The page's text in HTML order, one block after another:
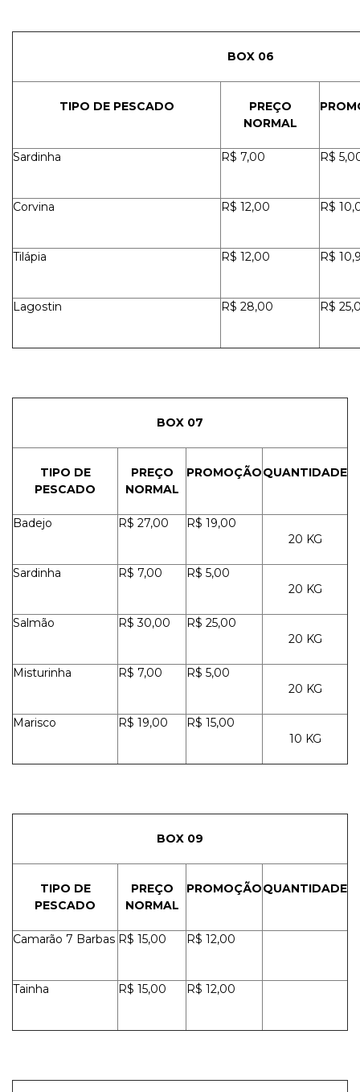
BOX 06
TIPO DE PESCADO
PREÇO
NORMAL
Sardinha R$ 7,00 R$
Corvina R$ 12,00 R$
Tilápia R$ 12,00 R$
Lagostin R$ 28,00 R$
BOX 07
TIPO DE
PESCADO
PREÇO
NORMAL
PROMOÇÃOQUANTIDADE
Badejo R$ 27,00
R$ 19,00
20 KG
Sardinha R$ 7,00
R$ 5,00
20 KG
Salmão R$ 30,00
R$ 25,00
20 KG
Misturinha R$ 7,00
R$ 5,00
20 KG
Marisco R$ 19,00
R$ 15,00
10 KG
BOX 09
TIPO DE
PESCADO
PREÇO
NORMAL
PROMOÇÃOQUANTIDADE
Camarão 7 Barbas R$ 15,00 R$ 12,00
Tainha R$ 15,00 R$ 12,00